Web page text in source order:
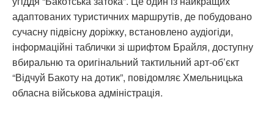
адаптованих туристичних маршрутів, де побудовано
сучасну підвісну доріжку, встановлено аудіогіди,
інформаційні таблички зі шрифтом Брайля, доступну
вбиральню та оригінальний тактильний арт-об’єкт
“Відчуй Бакоту на дотик”, повідомляє Хмельницька
обласна військова адміністрація.